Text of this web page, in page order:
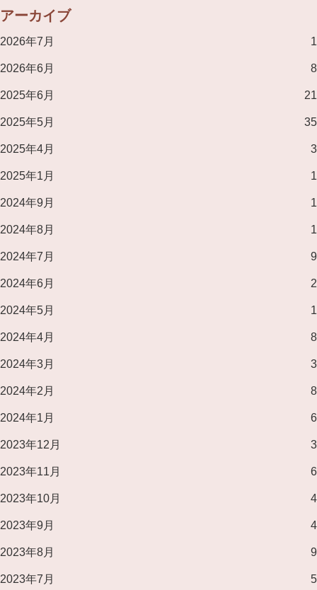
アーカイブ
2026年7月 1
2026年6月 8
2025年6月 21
2025年5月 35
2025年4月 3
2025年1月 1
2024年9月 1
2024年8月 1
2024年7月 9
2024年6月 2
2024年5月 1
2024年4月 8
2024年3月 3
2024年2月 8
2024年1月 6
2023年12月 3
2023年11月 6
2023年10月 4
2023年9月 4
2023年8月 9
2023年7月 5